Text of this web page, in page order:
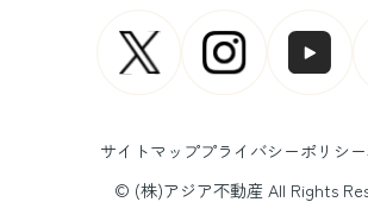
サイトマッププライバシーポリシー
© (株)アジア不動産 All Rights